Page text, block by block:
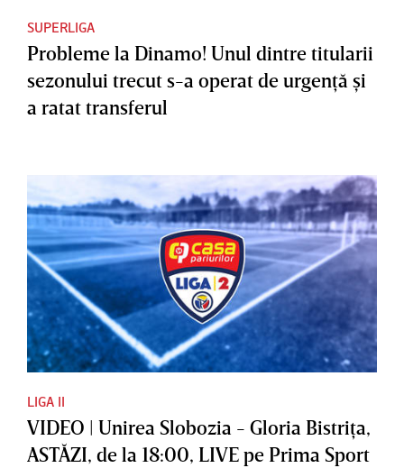
SUPERLIGA
Probleme la Dinamo! Unul dintre titularii
sezonului trecut s-a operat de urgenţă şi
a ratat transferul
LIGA II
VIDEO | Unirea Slobozia - Gloria Bistriţa,
ASTĂZI, de la 18:00, LIVE pe Prima Sport